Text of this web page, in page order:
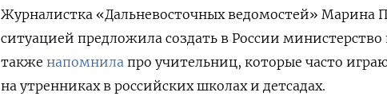
Журналистка «Дальневосточных ведомостей» Марина
ситуацией предложила создать в России
также напомнила про учительниц, которые часто
на утренниках в российских школах и детсадах.